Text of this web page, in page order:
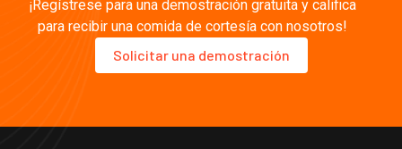
¡Regístrese para una demostración gratuita y califica
para recibir una comida de cortesía con nosotros!
Solicitar una demostración